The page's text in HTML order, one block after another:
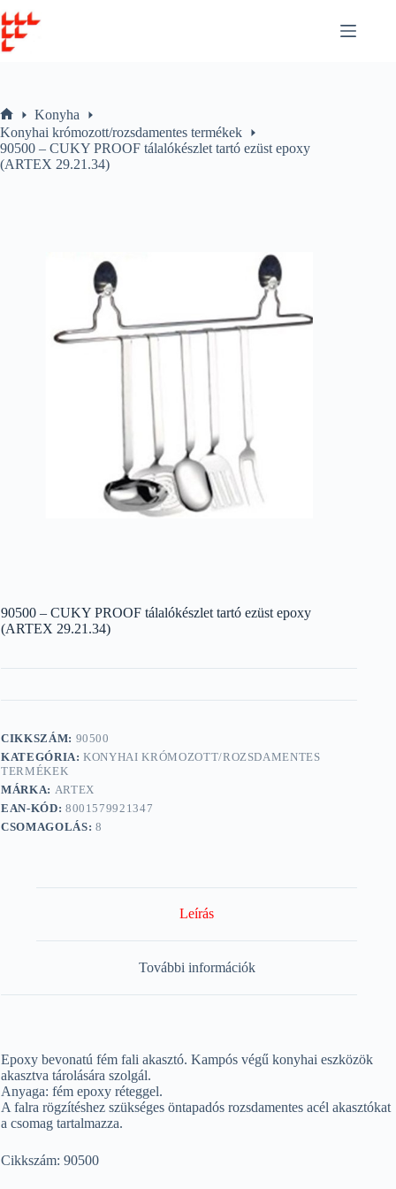
to
content
Home
Konyha
Konyhai krómozott/rozsdamentes termékek
90500 – CUKY PROOF tálalókészlet tartó ezüst epoxy
(ARTEX 29.21.34)
90500 – CUKY PROOF tálalókészlet tartó ezüst epoxy
(ARTEX 29.21.34)
CIKKSZÁM: 90500
KATEGÓRIA:KONYHAI KRÓMOZOTT/ROZSDAMENTES
TERMÉKEK
MÁRKA: ARTEX
EAN-KÓD: 8001579921347
CSOMAGOLÁS: 8
Leírás
További információk
Epoxy bevonatú fém fali akasztó. Kampós végű konyhai eszközök
akasztva tárolására szolgál.
Anyaga: fém epoxy réteggel.
A falra rögzítéshez szükséges öntapadós rozsdamentes acél akasztókat
a csomag tartalmazza.
Cikkszám: 90500